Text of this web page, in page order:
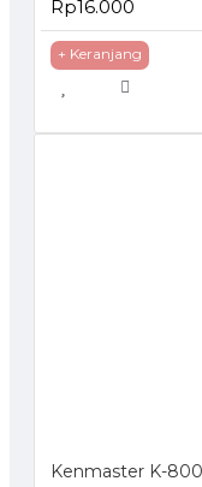
Rp16.000
+ Keranjang